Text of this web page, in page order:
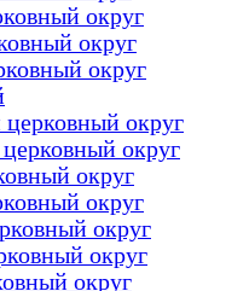
округ
округ
округ
округ
округ
округ
округ
округ
округ
округ